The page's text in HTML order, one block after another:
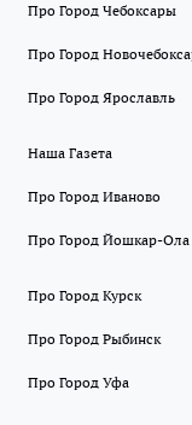
Про Город Чебоксары
Про Город
Про Город Ярославль
Наша Газета
Про Город Иваново
Про Город Йошкар-Ола
Про Город Курск
Про Город Рыбинск
Про Город Уфа